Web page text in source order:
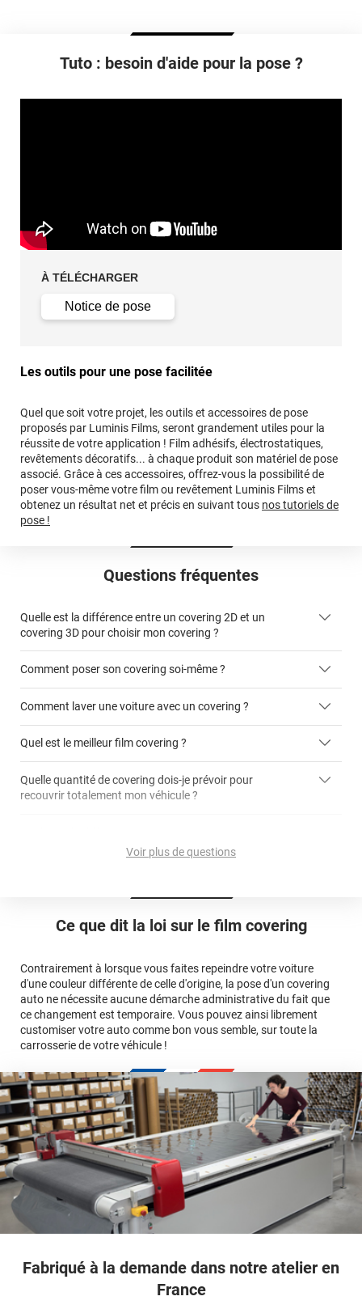
Ce que dit la loi sur le film covering
Contrairement à lorsque vous faites repeindre votre voiture
d'une couleur différente de celle d'origine, la pose d'un covering
auto ne nécessite aucune démarche administrative du fait que
ce changement est temporaire. Vous pouvez ainsi librement
customiser votre auto comme bon vous semble, sur toute la
carrosserie de votre véhicule !
Questions fréquentes
Quelle est la différence entre un covering 2D et un
covering 3D pour choisir mon covering ?
covering 2D
covering 3D
Comment poser son covering soi-même ?
Comment laver une voiture avec un covering ?
Quel est le meilleur film covering ?
covering 2D
Quelle quantité de covering dois-je prévoir pour
recouvrir totalement mon véhicule ?
avant jusqu'au bas du parechoc arrière, en passant par le
Multipliez ce résultat par 3.
conseillers
commerciaux
pose
Le covering protège la peinture d'origine, pour la garder en
Le covering peut s'enlever à tout moment
Le covering revient moins cher
covering 3D
calculateur
Voir plus de questions
Fabriqué à la demande dans notre atelier en
France
Tuto : besoin d'aide pour la pose ?
À TÉLÉCHARGER
Notice de pose
Les outils pour une pose facilitée
Quel que soit votre projet, les outils et accessoires de pose
proposés par Luminis Films, seront grandement utiles pour la
réussite de votre application ! Film adhésifs, électrostatiques,
revêtements décoratifs... à chaque produit son matériel de pose
associé. Grâce à ces accessoires, offrez-vous la possibilité de
poser vous-même votre film ou revêtement Luminis Films et
obtenez un résultat net et précis en suivant tous nos tutoriels de
pose !